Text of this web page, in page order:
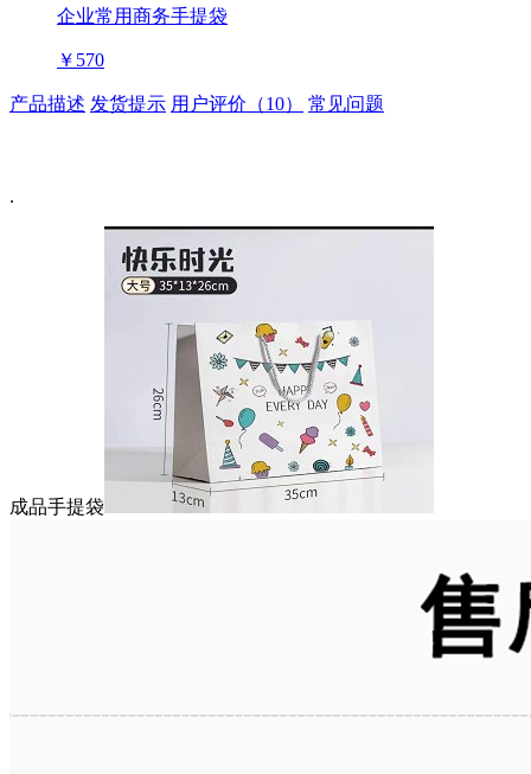
企业常用商务手提袋
￥570
产品描述 发货提示 用户评价（10） 常见问题
.
成品手提袋